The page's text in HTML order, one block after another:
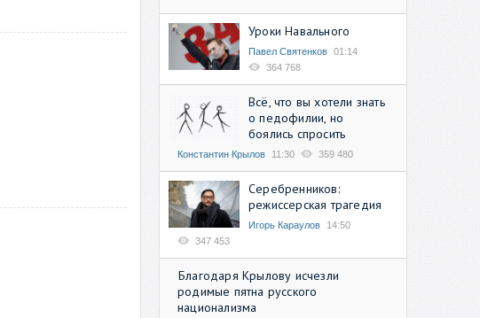
Уроки Навального
Павел Святенков 01:14
364 768
Всё, что вы хотели знать
о педофилии, но
боялись спросить
Константин Крылов 11:30 359 480
Серебренников:
режиссерская трагедия
Игорь Караулов
14:50
347 453
Благодаря Крылову исчезли
родимые пятна русского
национализма